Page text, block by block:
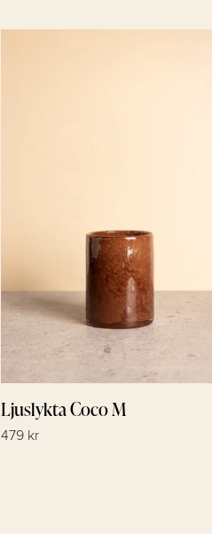
Ljuslykta Coco M
479 kr